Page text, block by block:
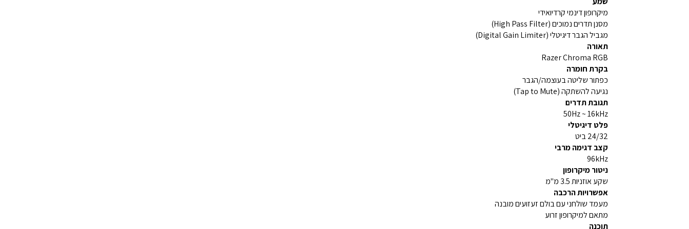
מיקרופון דינמי קרדיואידי
מסנן תדרים נמוכים (High Pass Filter)
מגביל הגבר דיגיטלי (Digital Gain Limiter)
תאורה
Razer Chroma RGB
בקרת חומרה
כפתור שליטה בעוצמה/הגבר
נגיעה להשתקה (Tap to Mute)
תגובת תדרים
50Hz ~ 16kHz
פלט דיגיטלי
24/32 ביט
קצב דגימה מרבי
96kHz
ניטור מיקרופון
שקע אוזניות 3.5 מ"מ
אפשרויות הרכבה
מעמד שולחני עם בולם זעזועים מובנה
מתאם למיקרופון זרוע
תוכנה